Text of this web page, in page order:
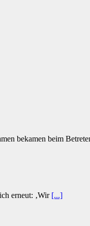
bekamen beim
erneut: ‚Wir [...]